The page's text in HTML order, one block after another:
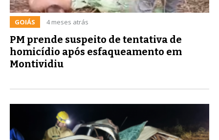
GOIÁS 4 meses atrás
PM prende suspeito de tentativa de
homicídio após esfaqueamento em
Montividiu